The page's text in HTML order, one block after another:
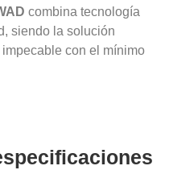
combina tecnología
siendo la solución
con el mínimo